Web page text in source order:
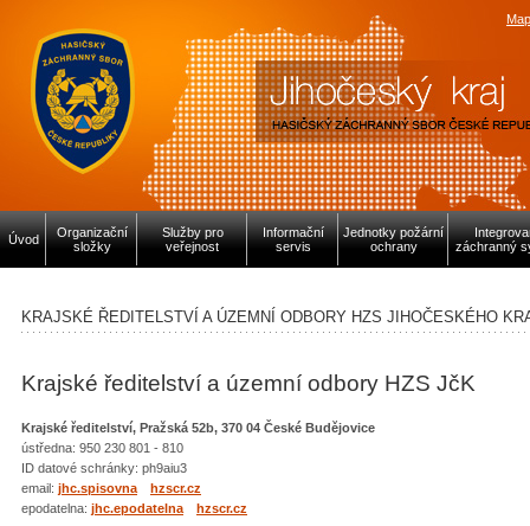
Úvod
Organizační
složky
Služby pro
veřejnost
Informační
servis
Jednotky požární
ochrany
záchranný
KRAJSKÉ ŘEDITELSTVÍ A ÚZEMNÍ ODBORY HZS JIHOČESKÉHO
Krajské ředitelství a územní odbory HZS JčK
Krajské ředitelství, Pražská 52b, 370 04 České Budějovice
ústředna: 950 230 801 - 810
ID datové schránky: ph9aiu3
email: jhc.spisovna
hzscr.cz
epodatelna: jhc.epodatelna hzscr.cz